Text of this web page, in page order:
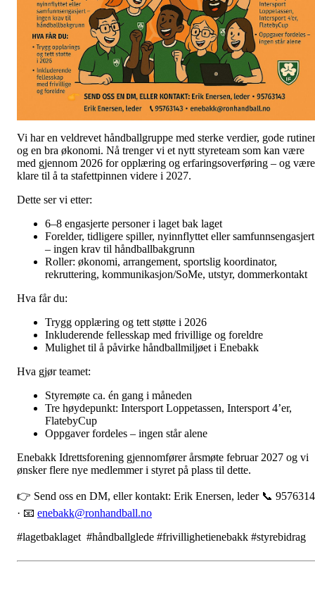
Vi har en veldrevet håndballgruppe med sterke verdier, gode rutiner
og en bra økonomi. Nå trenger vi et nytt styreteam som kan være
med gjennom 2026 for opplæring og erfaringsoverføring – og være
klare til å ta stafettpinnen videre i 2027.
Dette ser vi etter:
6–8 engasjerte personer i laget bak laget
Forelder, tidligere spiller, nyinnflyttet eller samfunnsengasjert
– ingen krav til håndballbakgrunn
Roller: økonomi, arrangement, sportslig koordinator,
rekruttering, kommunikasjon/SoMe, utstyr, dommerkontakt
Hva får du:
Trygg opplæring og tett støtte i 2026
Inkluderende fellesskap med frivillige og foreldre
Mulighet til å påvirke håndballmiljøet i Enebakk
Hva gjør teamet:
Styremøte ca. én gang i måneden
Tre høydepunkt: Intersport Loppetassen, Intersport 4’er,
FlatebyCup
Oppgaver fordeles – ingen står alene
Enebakk Idrettsforening gjennomfører årsmøte februar 2027 og vi
ønsker flere nye medlemmer i styret på plass til dette.
👉 Send oss en DM, eller kontakt: Erik Enersen, leder 📞
· 📧 enebakk@ronhandball.no
#lagetbaklaget #håndballglede #frivillighetienebakk #styrebidrag